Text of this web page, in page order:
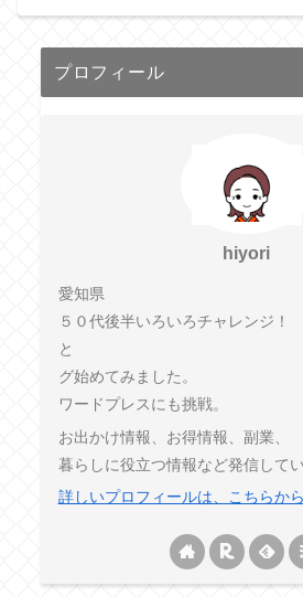
プロフィール
hiyori
愛知県
５０代後半いろいろチャレンジ！
と
グ始めてみました。
ワードプレスにも挑戦。
お出かけ情報、お得情報、副業、
暮らしに役立つ情報など発信してい
詳しいプロフィールは、こちらから